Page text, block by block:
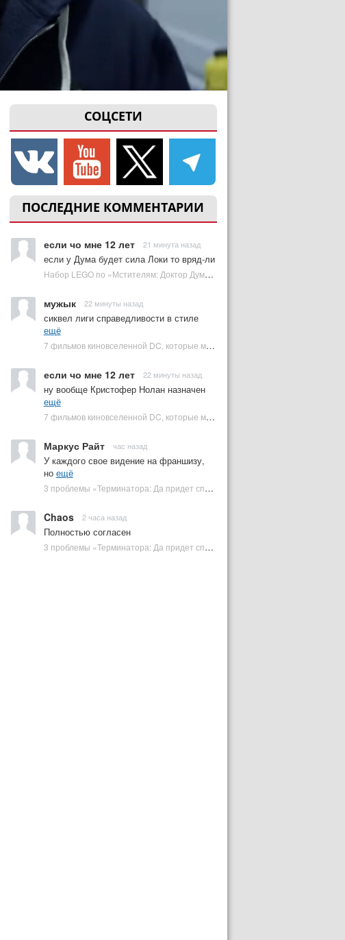
СОЦСЕТИ
ПОСЛЕДНИЕ КОММЕНТАРИИ
если чо мне 12 лет 21 минута назад
если у Дума будет сила Локи то вряд-ли
Набор LEGO по «Мстителям: Доктор Дум» раскрыл костюм Часового | Plugged In Ru
мужык 22 минуты назад
сиквел лиги справедливости в стиле
ещё
7 фильмов киновселенной DC, которые может снять Зак Снайдер | Plugged In Ru
если чо мне 12 лет 22 минуты назад
ну вообще Кристофер Нолан назначен
ещё
7 фильмов киновселенной DC, которые может снять Зак Снайдер | Plugged In Ru
Маркус Райт час назад
У каждого свое видение на франшизу,
но ещё
3 проблемы «Терминатора: Да придет спаситель», которые испортили фильм | Plugged In Ru
Chaos 2 часа назад
Полностью согласен
3 проблемы «Терминатора: Да придет спаситель», которые испортили фильм | Plugged In Ru